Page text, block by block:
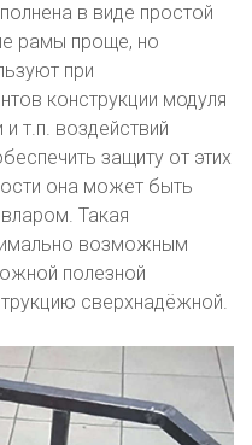
в виде простой
рамы проще, но
при
конструкции модуля
т.п. воздействий
защиту от этих
она может быть
Такая
возможным
полезной
сверхнадёжной.